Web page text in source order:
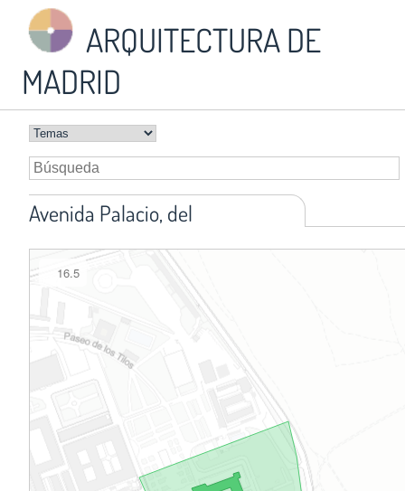
ARQUITECTURA DE
MADRID
Avenida Palacio, del
16.5